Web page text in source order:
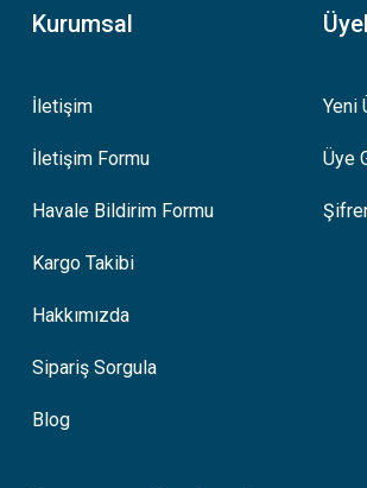
Gönder
Kurumsal
İletişim
İletişim Formu
Havale Bildirim Formu
Kargo Takibi
Hakkımızda
Sipariş Sorgula
Blog
Yeni
Üye